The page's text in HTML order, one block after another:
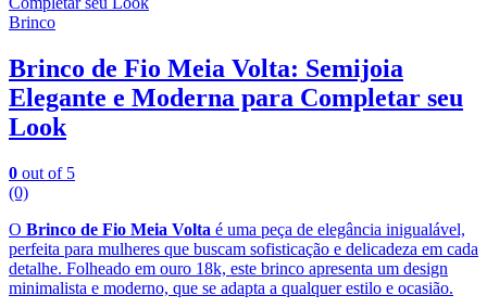
Brinco
Brinco de Fio Meia Volta: Semijoia
Elegante e Moderna para Completar seu
Look
0 out of 5
(0)
O Brinco de Fio Meia Volta é uma peça de elegância inigualável,
perfeita para mulheres que buscam sofisticação e delicadeza em cada
detalhe. Folheado em ouro 18k, este brinco apresenta um design
minimalista e moderno, que se adapta a qualquer estilo e ocasião.